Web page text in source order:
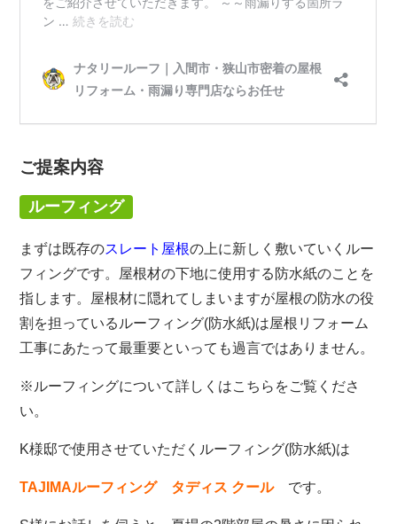
ご提案内容
ルーフィング
まずは既存のスレート屋根の上に新しく敷いていくルー
フィングです。屋根材の下地に使用する防水紙のことを
指します。屋根材に隠れてしまいますが屋根の防水の役
割を担っているルーフィング(防水紙)は屋根リフォーム
工事にあたって最重要といっても過言ではありません。
※ルーフィングについて詳しくはこちらをご覧くださ
い。
K様邸で使用させていただくルーフィング(防水紙)は
TAJIMAルーフィング タディス クールです。